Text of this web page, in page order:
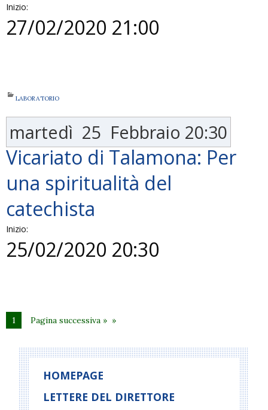
Inizio:
27/02/2020 21:00
LABORATORIO
martedì 25 Febbraio 20:30
Vicariato di Talamona: Per
una spiritualità del
catechista
Inizio:
25/02/2020 20:30
1 Pagina successiva »
HOMEPAGE
LETTERE DEL DIRETTORE